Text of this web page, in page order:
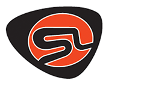
We use cookies to ensure that we
you a better experience. To learn
ACCEPT AND CLOSE